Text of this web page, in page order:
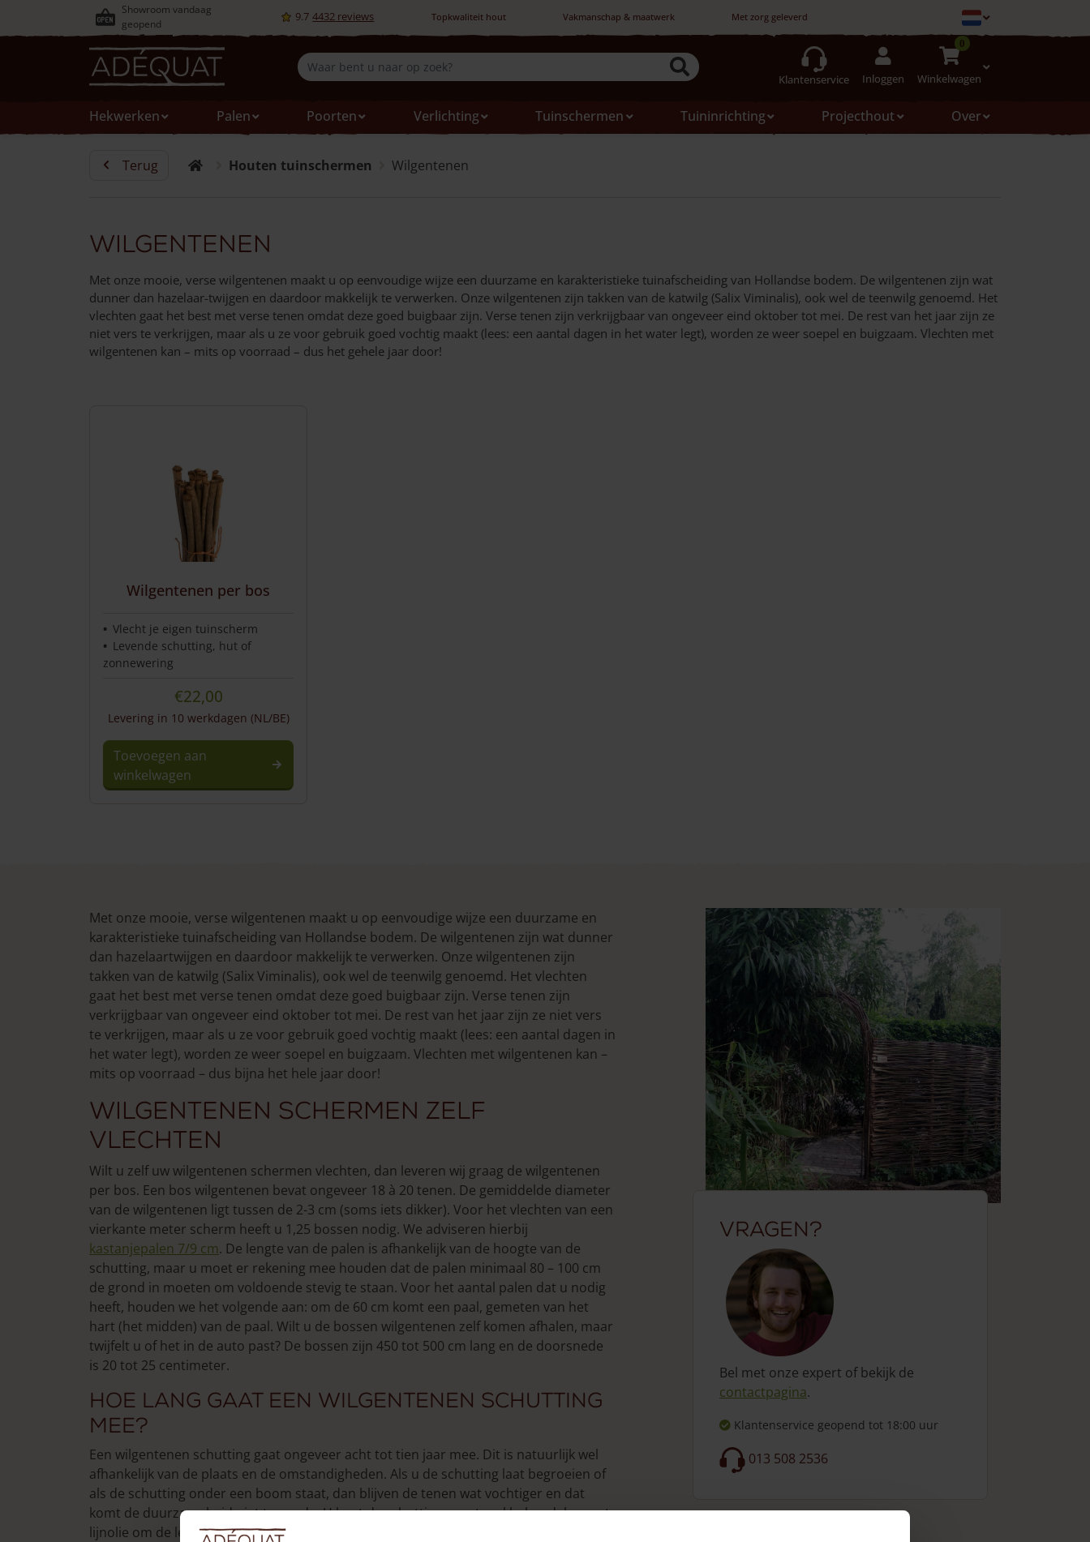
Showroom vandaag
geopend
9.7 4432 reviews Topkwaliteit hout Vakmanschap & maatwerk Met zorg geleverd
Klantenservice Inloggen
0
Winkelwagen
Hekwerken
Schapenhek
Hekwerken op hoogte
Gaas
Dierenomheining
Montagematerialen
Palen
Kastanjehouten palen
Palen op lengte
Montagematerialen
Aanbieding
Poorten
Soorten poorten
Stijlen
Maten
Montagematerialen
Aanbiedingen
Verlichting
Padverlichting
Tuinschermen
Vlechtschermen
Kastanje schermen
Aanbiedingen
Tuininrichting
Houten meubelen
Aanbiedingen
Projecthout
Kastanjehouten latten
Over
Ons team
Inspiratie
Projecten
Installatie video’s
Adéquat zakelijk
Terug Houten tuinschermen Wilgentenen
Wilgentenen
Met onze mooie, verse wilgentenen maakt u op eenvoudige wijze een duurzame en karakteristieke tuinafscheiding van Hollandse bodem. De wilgentenen zijn wat
dunner dan hazelaar-twijgen en daardoor makkelijk te verwerken. Onze wilgentenen zijn takken van de katwilg (Salix Viminalis), ook wel de teenwilg genoemd. Het
vlechten gaat het best met verse tenen omdat deze goed buigbaar zijn. Verse tenen zijn verkrijgbaar van ongeveer eind oktober tot mei. De rest van het jaar zijn ze
niet vers te verkrijgen, maar als u ze voor gebruik goed vochtig maakt (lees: een aantal dagen in het water legt), worden ze weer soepel en buigzaam. Vlechten met
wilgentenen kan – mits op voorraad – dus het gehele jaar door!
Wilgentenen per bos
Vlecht je eigen tuinscherm
Levende schutting, hut of
zonnewering
€22,00
Levering in 10 werkdagen (NL/BE)
Toevoegen aan
winkelwagen
Met onze mooie, verse wilgentenen maakt u op eenvoudige wijze een duurzame en
karakteristieke tuinafscheiding van Hollandse bodem. De wilgentenen zijn wat dunner
dan hazelaartwijgen en daardoor makkelijk te verwerken. Onze wilgentenen zijn
takken van de katwilg (Salix Viminalis), ook wel de teenwilg genoemd. Het vlechten
gaat het best met verse tenen omdat deze goed buigbaar zijn. Verse tenen zijn
verkrijgbaar van ongeveer eind oktober tot mei. De rest van het jaar zijn ze niet vers
te verkrijgen, maar als u ze voor gebruik goed vochtig maakt (lees: een aantal dagen in
het water legt), worden ze weer soepel en buigzaam. Vlechten met wilgentenen kan –
mits op voorraad – dus bijna het hele jaar door!
Wilgentenen schermen zelf
vlechten
Wilt u zelf uw wilgentenen schermen vlechten, dan leveren wij graag de wilgentenen
per bos. Een bos wilgentenen bevat ongeveer 18 à 20 tenen. De gemiddelde diameter
van de wilgentenen ligt tussen de 2-3 cm (soms iets dikker). Voor het vlechten van een
vierkante meter scherm heeft u 1,25 bossen nodig. We adviseren hierbij
kastanjepalen 7/9 cm. De lengte van de palen is afhankelijk van de hoogte van de
schutting, maar u moet er rekening mee houden dat de palen minimaal 80 – 100 cm
de grond in moeten om voldoende stevig te staan. Voor het aantal palen dat u nodig
heeft, houden we het volgende aan: om de 60 cm komt een paal, gemeten van het
hart (het midden) van de paal. Wilt u de bossen wilgentenen zelf komen afhalen, maar
twijfelt u of het in de auto past? De bossen zijn 450 tot 500 cm lang en de doorsnede
is 20 tot 25 centimeter.
Hoe lang gaat een wilgentenen schutting
mee?
Een wilgentenen schutting gaat ongeveer acht tot tien jaar mee. Dit is natuurlijk wel
afhankelijk van de plaats en de omstandigheden. Als u de schutting laat begroeien of
als de schutting onder een boom staat, dan blijven de tenen wat vochtiger en dat
komt de duurzaamheid niet te goede. U kunt de schutting eventueel behandelen met
lijnolie om de levensduur te verlengen.
Vragen?
Bel met onze expert of bekijk de
contactpagina.
Klantenservice geopend tot 18:00 uur
013 508 2536